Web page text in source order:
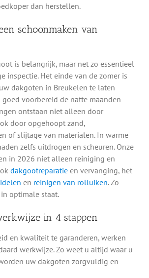
dan herstellen.
schoonmaken van
is belangrijk, maar net zo essentieel
inspectie. Het einde van de zomer is
dakgoten in Breukelen te laten
voorbereid de natte maanden
ontstaan niet alleen door
door opgehoopt zand,
of slijtage van materialen. In warme
zelfs uitdrogen en scheuren. Onze
in 2026 niet alleen reiniging en
dakgootreparatieen vervanging, het
en reinigen van rolluiken. Zo
optimale staat.
in 4 stappen
en kwaliteit te garanderen, werken
werkwijze. Zo weet u altijd waar u
uw dakgoten zorgvuldig en